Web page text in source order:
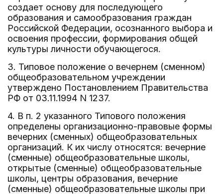
создает основу для последующего
образования и самообразования граждан
Российской Федерации, осознанного выбора и
освоения профессии, формирования общей
культуры личности обучающегося.
3. Типовое положение о вечернем (сменном)
общеобразовательном учреждении
утверждено Постановлением Правительства
РФ от 03.11.1994 N 1237.
4. В п. 2 указанного Типового положения
определены организационно-правовые формы
вечерних (сменных) общеобразовательных
организаций. К их числу относятся: вечерние
(сменные) общеобразовательные школы,
открытые (сменные) общеобразовательные
школы, центры образования, вечерние
(сменные) общеобразовательные школы при